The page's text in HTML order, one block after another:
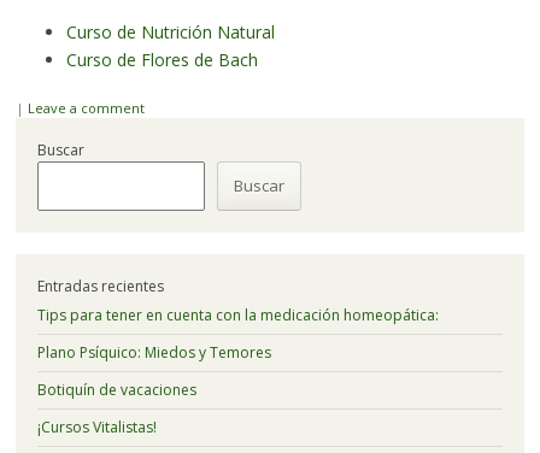
Curso de Nutrición Natural
Curso de Flores de Bach
| Leave a comment
Buscar
Buscar
Entradas recientes
Tips para tener en cuenta con la medicación homeopática:
Plano Psíquico: Miedos y Temores
Botiquín de vacaciones
¡Cursos Vitalistas!